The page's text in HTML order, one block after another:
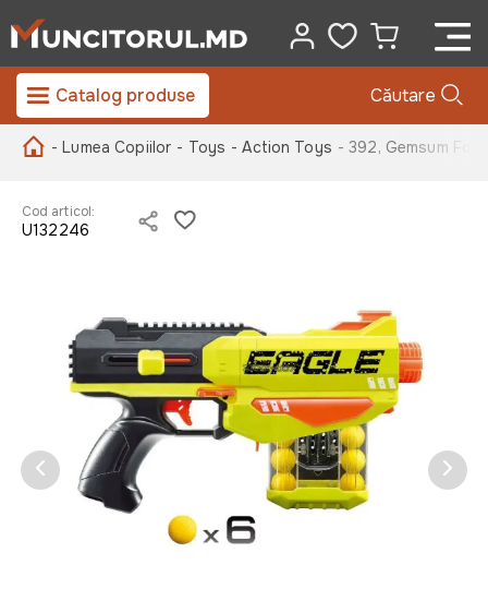
Catalog produse Căutare
- Lumea Copiilor - Toys - Action Toys - 392, Gemsum
Cod articol:
U132246